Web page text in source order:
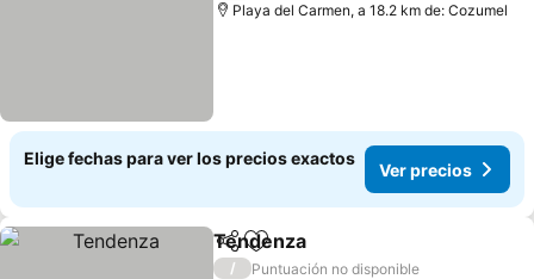
Playa del Carmen, a 18.2 km de: Cozumel
Elige fechas para ver los precios exactos
Ver precios
Compartir
Agregar a favoritos
Tendenza
/
Puntuación no disponible